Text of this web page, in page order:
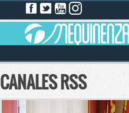
CANALES RSS